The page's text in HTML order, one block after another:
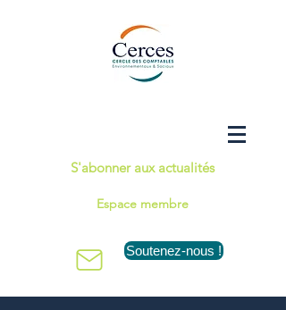
S'abonner aux actualités
Espace membre
Soutenez-nous !